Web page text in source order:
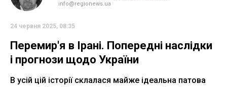
info@regionews.ua
24 червня 2025, 08:35
Перемир'я в Ірані. Попередні наслідки
і прогнози щодо України
В усій цій історії склалася майже ідеальна патова